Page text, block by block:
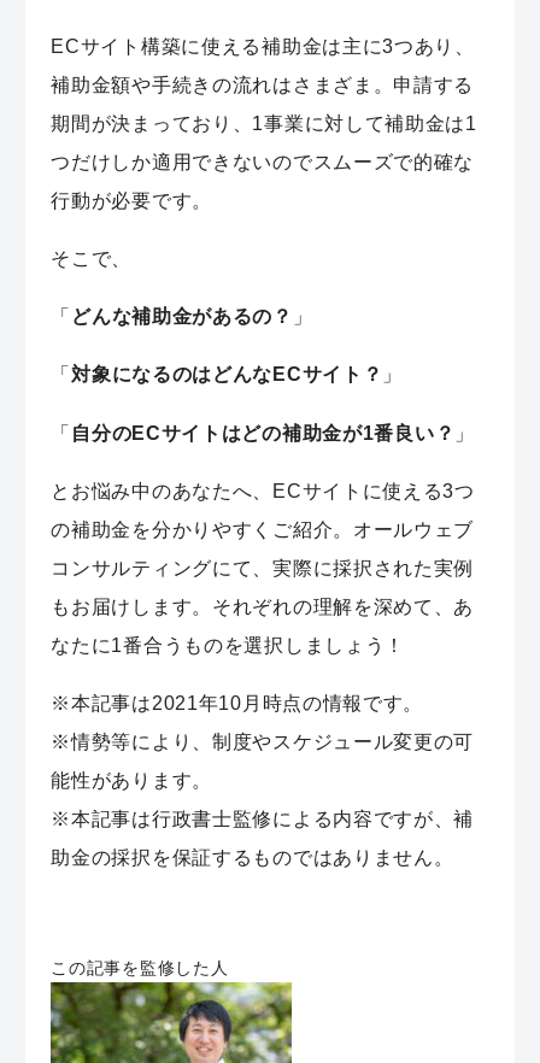
ECサイト構築に使える補助金は主に3つあり、
補助金額や手続きの流れはさまざま。申請する
期間が決まっており、1事業に対して補助金は1
つだけしか適用できないのでスムーズで的確な
行動が必要です。
そこで、
「 どんな補助金があるの？ 」
「対象になるのはどんなECサイト？ 」
「 自分のECサイトはどの補助金が1番良い？ 」
とお悩み中のあなたへ、ECサイトに使える3つ
の補助金を分かりやすくご紹介。オールウェブ
コンサルティングにて、実際に採択された実例
もお届けします。それぞれの理解を深めて、あ
なたに1番合うものを選択しましょう！
※本記事は2021年10月時点の情報です。
※情勢等により、制度やスケジュール変更の可
能性があります。
※本記事は行政書士監修による内容ですが、補
助金の採択を保証するものではありません。
この記事を監修した人